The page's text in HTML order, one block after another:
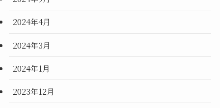
2024年4月
2024年3月
2024年1月
2023年12月